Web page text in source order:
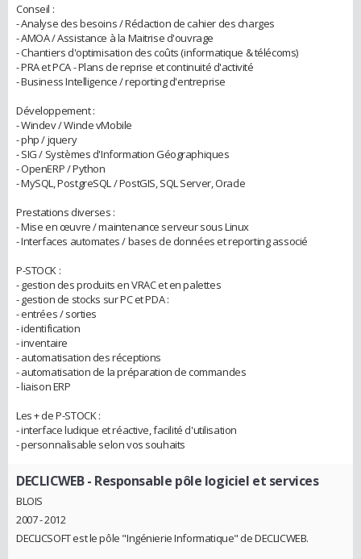
Conseil :
- Analyse des besoins / Rédaction de cahier des charges
- AMOA / Assistance à la Maitrise d'ouvrage
- Chantiers d'optimisation des coûts (informatique & télécoms)
- PRA et PCA - Plans de reprise et continuité d'activité
- Business Intelligence / reporting d'entreprise
Développement :
- Windev / Winde vMobile
- php / jquery
- SIG / Systèmes d'Information Géographiques
- OpenERP / Python
- MySQL, PostgreSQL / PostGIS, SQL Server, Oracle
Prestations diverses :
- Mise en œuvre / maintenance serveur sous Linux
- Interfaces automates / bases de données et reporting associé
P-STOCK :
- gestion des produits en VRAC et en palettes
- gestion de stocks sur PC et PDA :
- entrées / sorties
- identification
- inventaire
- automatisation des réceptions
- automatisation de la préparation de commandes
- liaison ERP
Les + de P-STOCK :
- interface ludique et réactive, facilité d'utilisation
- personnalisable selon vos souhaits
DECLICWEB- Responsable pôle logiciel et services
BLOIS
2007 - 2012
DECLICSOFT est le pôle "Ingénierie Informatique" de DECLICWEB.